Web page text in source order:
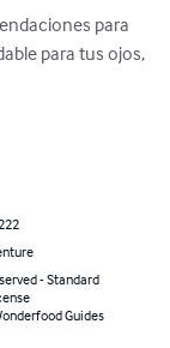
para
para tus ojos,
- Standard
Guides